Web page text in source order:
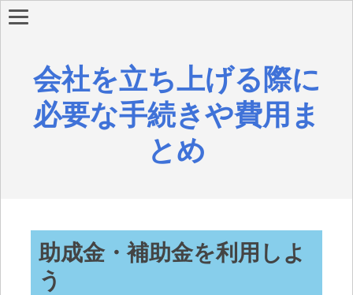
会社を立ち上げる際に
必要な手続きや費用ま
とめ
助成金・補助金を利用しよ
う